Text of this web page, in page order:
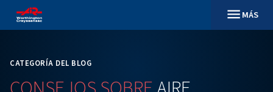
CATEGORÍA DEL BLOG